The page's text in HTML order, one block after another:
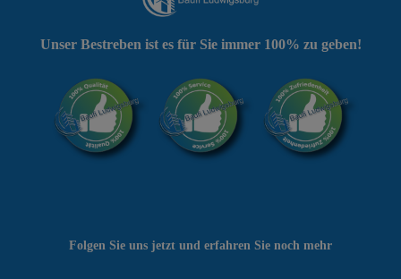
Folgen Sie uns jetzt und erfahren Sie noch mehr
Unser Bestreben ist es für Sie immer 100% zu geben!